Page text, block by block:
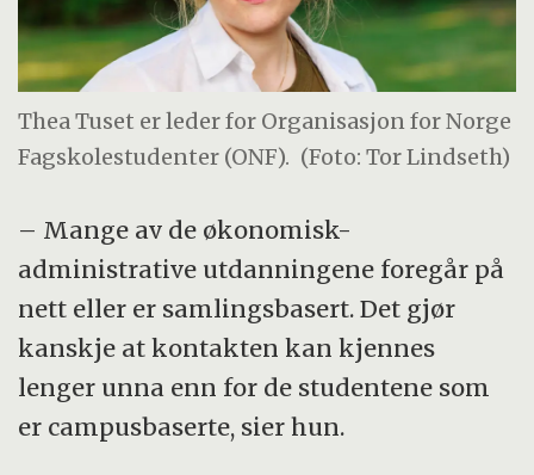
Thea Tuset er leder for Organisasjon for Norge
Fagskolestudenter (ONF). (Foto: Tor Lindseth)
– Mange av de økonomisk-
administrative utdanningene foregår på
nett eller er samlingsbasert. Det gjør
kanskje at kontakten kan kjennes
lenger unna enn for de studentene som
er campusbaserte, sier hun.